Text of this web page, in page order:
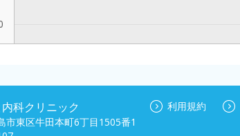
科クリニック
市東区牛田本町6丁目1505番1
利用規約